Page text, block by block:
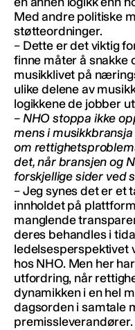
Med andre politiske
støtteordninger.
– Dette er det viktig
finne måter å snakke
musikklivet på
ulike delene av
logikkene de jobber
– NHO stoppa ikke
mens i
om
det, når bransjen og
forskjellige sider ved
– Jeg synes det er et
innholdet på
manglende
deres behandles i
ledelsesperspektivet
hos NHO. Men her
utfordring, når
dynamikken i en hel
dagsorden i samtale
premissleverandører.